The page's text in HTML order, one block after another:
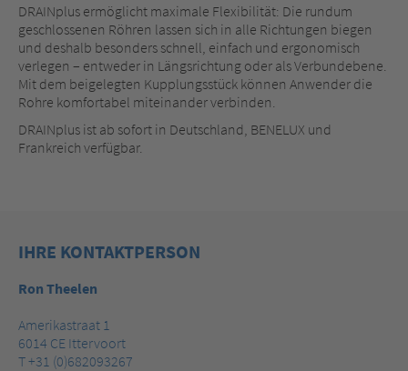
DRAINplus ermöglicht maximale Flexibilität: Die rundum
geschlossenen Röhren lassen sich in alle Richtungen biegen
und deshalb besonders schnell, einfach und ergonomisch
verlegen – entweder in Längsrichtung oder als Verbundebene.
Mit dem beigelegten Kupplungsstück können Anwender die
Rohre komfortabel miteinander verbinden.
DRAINplus ist ab sofort in Deutschland, BENELUX und
Frankreich verfügbar.
IHRE KONTAKTPERSON
Ron Theelen
Amerikastraat 1
6014 CE Ittervoort
T +31 (0)682093267